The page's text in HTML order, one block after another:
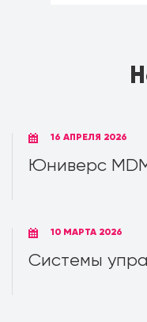
16 АПРЕЛЯ 2026
Юниверс
10 МАРТА 2026
Системы